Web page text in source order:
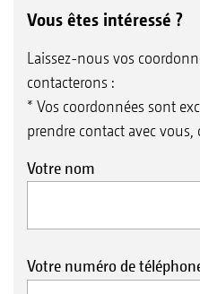
Vous êtes intéressé ?
Laissez-nous vos
contacterons :
* Vos coordonnées sont
prendre contact avec
Votre nom
Votre numéro de